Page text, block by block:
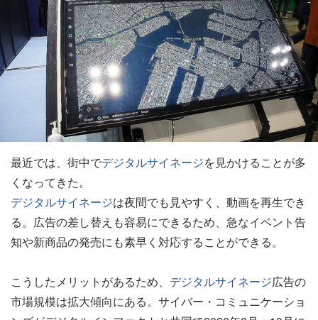
最近では、街中でデジタルサイネージを見かけることが多
くなってきた。
デジタルサイネージは夜間でも見やすく、動画を再生でき
る。広告の差し替えも容易にできるため、急なイベント告
知や新商品の発売にも素早く対応することができる。
こうしたメリットがあるため、 デジタルサイネージ広告の
市場規模は拡大傾向にある。サイバー・コミュニケーショ